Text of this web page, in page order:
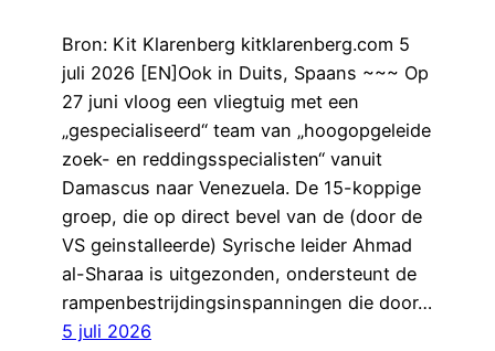
Bron: Kit Klarenberg kitklarenberg.com 5
juli 2026 [EN]Ook in Duits, Spaans ~~~ Op
27 juni vloog een vliegtuig met een
„gespecialiseerd“ team van „hoogopgeleide
zoek- en reddingsspecialisten“ vanuit
Damascus naar Venezuela. De 15-koppige
groep, die op direct bevel van de (door de
VS geinstalleerde) Syrische leider Ahmad
al-Sharaa is uitgezonden, ondersteunt de
rampenbestrijdingsinspanningen die door…
5 juli 2026